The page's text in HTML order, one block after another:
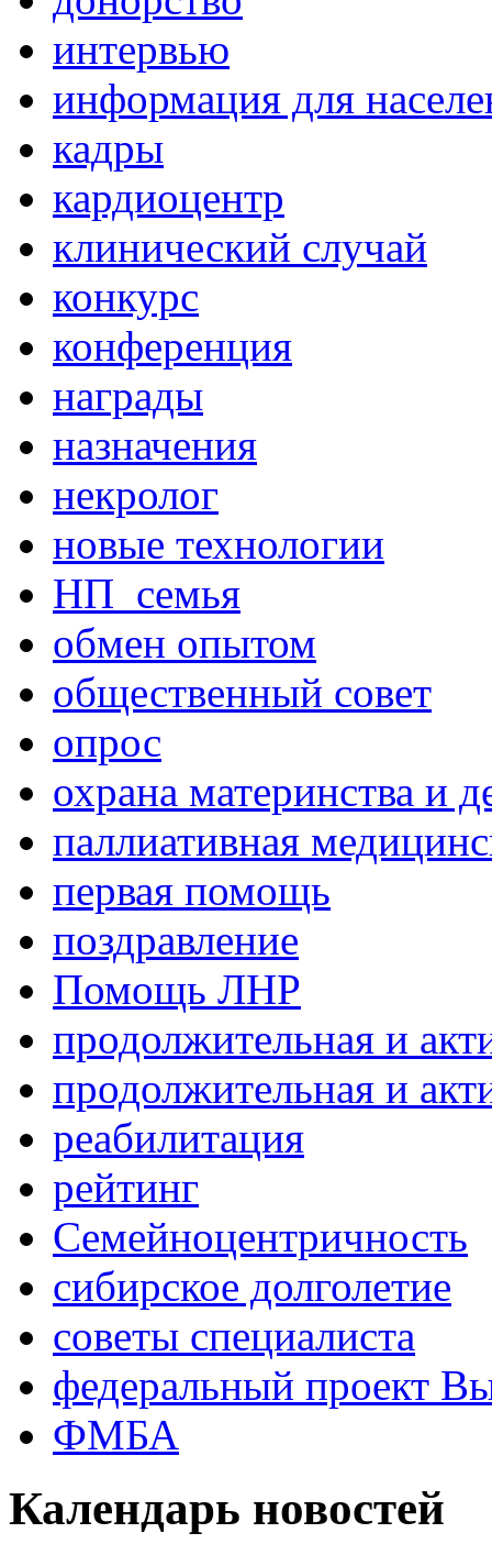
интервью
информация для
кадры
кардиоцентр
клинический случай
конкурс
конференция
награды
назначения
некролог
новые технологии
НП_семья
обмен опытом
общественный совет
опрос
охрана материнства и
паллиативная
первая помощь
поздравление
Помощь ЛНР
продолжительная и
продолжительная и
реабилитация
рейтинг
Семейноцентричность
сибирское долголетие
советы специалиста
федеральный проект
ФМБА
Календарь новостей